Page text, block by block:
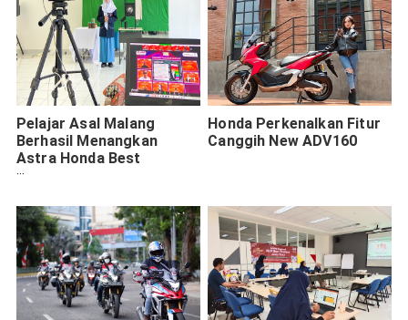
Pelajar Asal Malang
Berhasil Menangkan
Astra Honda Best
Student 2022 Lewat
Honda Perkenalkan Fitur
Canggih New ADV160